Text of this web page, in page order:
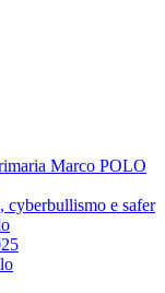
Marco POLO
e safer